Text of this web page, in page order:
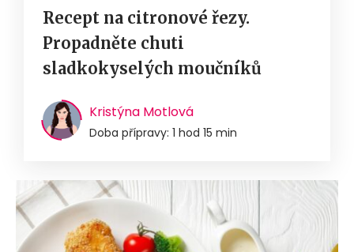
Recept na citronové řezy.
Propadněte chuti
sladkokyselých moučníků
Kristýna Motlová
Doba přípravy: 1 hod 15 min